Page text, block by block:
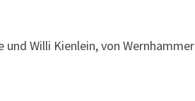
Willi Kienlein, von Wernhammer